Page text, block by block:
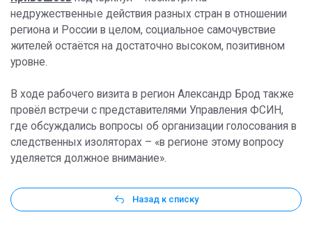
недружественные действия разных стран в отношении
региона и России в целом, социальное самочувствие
жителей остаётся на достаточно высоком, позитивном
уровне.
В ходе рабочего визита в регион Александр Брод также
провёл встречи с представителями Управления ФСИН,
где обсуждались вопросы об организации голосования в
следственных изоляторах – «в регионе этому вопросу
уделяется должное внимание».
Назад к списку